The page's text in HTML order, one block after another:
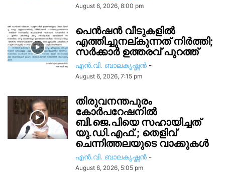
August 6, 2026, 8:00 pm
പെൻഷൻ വീടുകളിൽ
എത്തിച്ചുനല്കുന്നത് നിർത്തി;
സര്‍ക്കാർ ഉത്തരവ് പുറത്ത്
എൻ.വി. ബാലകൃഷ്ണൻ -
August 6, 2026, 7:15 pm
തിരുവനന്തപുരം
കോർപറേഷനിൽ
ബി.ജെ.പിയെ സഹായിച്ചത്
യു.ഡി.എഫ്.; തെളിവ്
ചെന്നിത്തലയുടെ വാക്കുകൾ
എൻ.വി. ബാലകൃഷ്ണൻ -
August 6, 2026, 5:05 pm